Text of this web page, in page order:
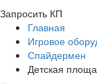
Запросить КП
Главная
Игровое
Спайдермен
Детская